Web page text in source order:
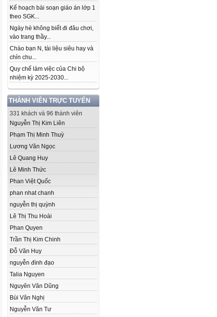
Kế hoạch bài soạn giáo án lớp 1
theo SGK...
Ngày hè không biết đi đâu chơi,
vào trang thầy...
Chào bạn N, tài liệu siêu hay và
chỉn chu...
Quy chế làm việc của Chi bộ
nhiệm kỳ 2025-2030...
THÀNH VIÊN TRỰC TUYẾN
331 khách và 96 thành viên
Nguyễn Thị Kim Liên
Phạm Thị Minh Thuỳ
Lương Văn Ngọc
Lê Quang Huy
Lê Minh Thức
Phan Việt Quốc
phan nhat chanh
nguyễn thị quỳnh
Lê Thị Thu Hoài
Phan Quyen
Trần Thị Kim Chinh
Đỗ Văn Huy
nguyễn đình đạo
Talia Nguyen
Nguyên Văn Dũng
Bùi Văn Nghị
Nguyễn Văn Tư